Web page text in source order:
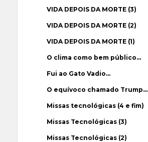
VIDA DEPOIS DA MORTE (3)
VIDA DEPOIS DA MORTE (2)
VIDA DEPOIS DA MORTE (1)
O clima como bem público…
Fui ao Gato Vadio…
O equívoco chamado Trump…
Missas tecnológicas (4 e fim)
Missas Tecnológicas (3)
Missas Tecnológicas (2)